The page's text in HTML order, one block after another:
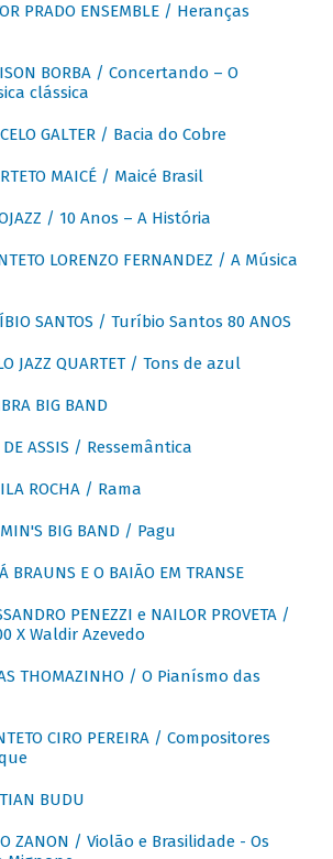
PRADO ENSEMBLE / Heranças
BORBA / Concertando – O
clássica
GALTER / Bacia do Cobre
MAICÉ / Maicé Brasil
/ 10 Anos – A História
LORENZO FERNANDEZ / A Música
SANTOS / Turíbio Santos 80 ANOS
JAZZ QUARTET / Tons de azul
BIG BAND
DE ASSIS / Ressemântica
ROCHA / Rama
BIG BAND / Pagu
BRAUNS E O BAIÃO EM TRANSE
PENEZZI e NAILOR PROVETA /
X Waldir Azevedo
THOMAZINHO / O Pianísmo das
CIRO PEREIRA / Compositores
BUDU
ZANON / Violão e Brasilidade - Os